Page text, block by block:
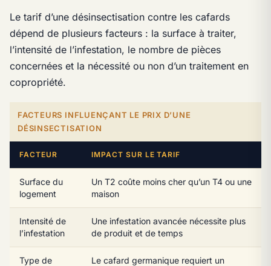
Le tarif d’une désinsectisation contre les cafards
dépend de plusieurs facteurs : la surface à traiter,
l’intensité de l’infestation, le nombre de pièces
concernées et la nécessité ou non d’un traitement en
copropriété.
FACTEURS INFLUENÇANT LE PRIX D’UNE
DÉSINSECTISATION
FACTEUR IMPACT SUR LE TARIF
Surface du
logement
Un T2 coûte moins cher qu’un T4 ou une
maison
Intensité de
l’infestation
Une infestation avancée nécessite plus
de produit et de temps
Type de
Le cafard germanique requiert un